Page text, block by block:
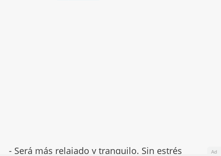
- Será más relajado y tranquilo. Sin estrés Ad